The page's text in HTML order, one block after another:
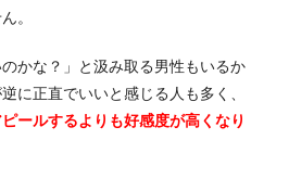
。
かな？」と汲み取る男性もいるか
に正直でいいと感じる人も多く、
ールするよりも好感度が高くなり